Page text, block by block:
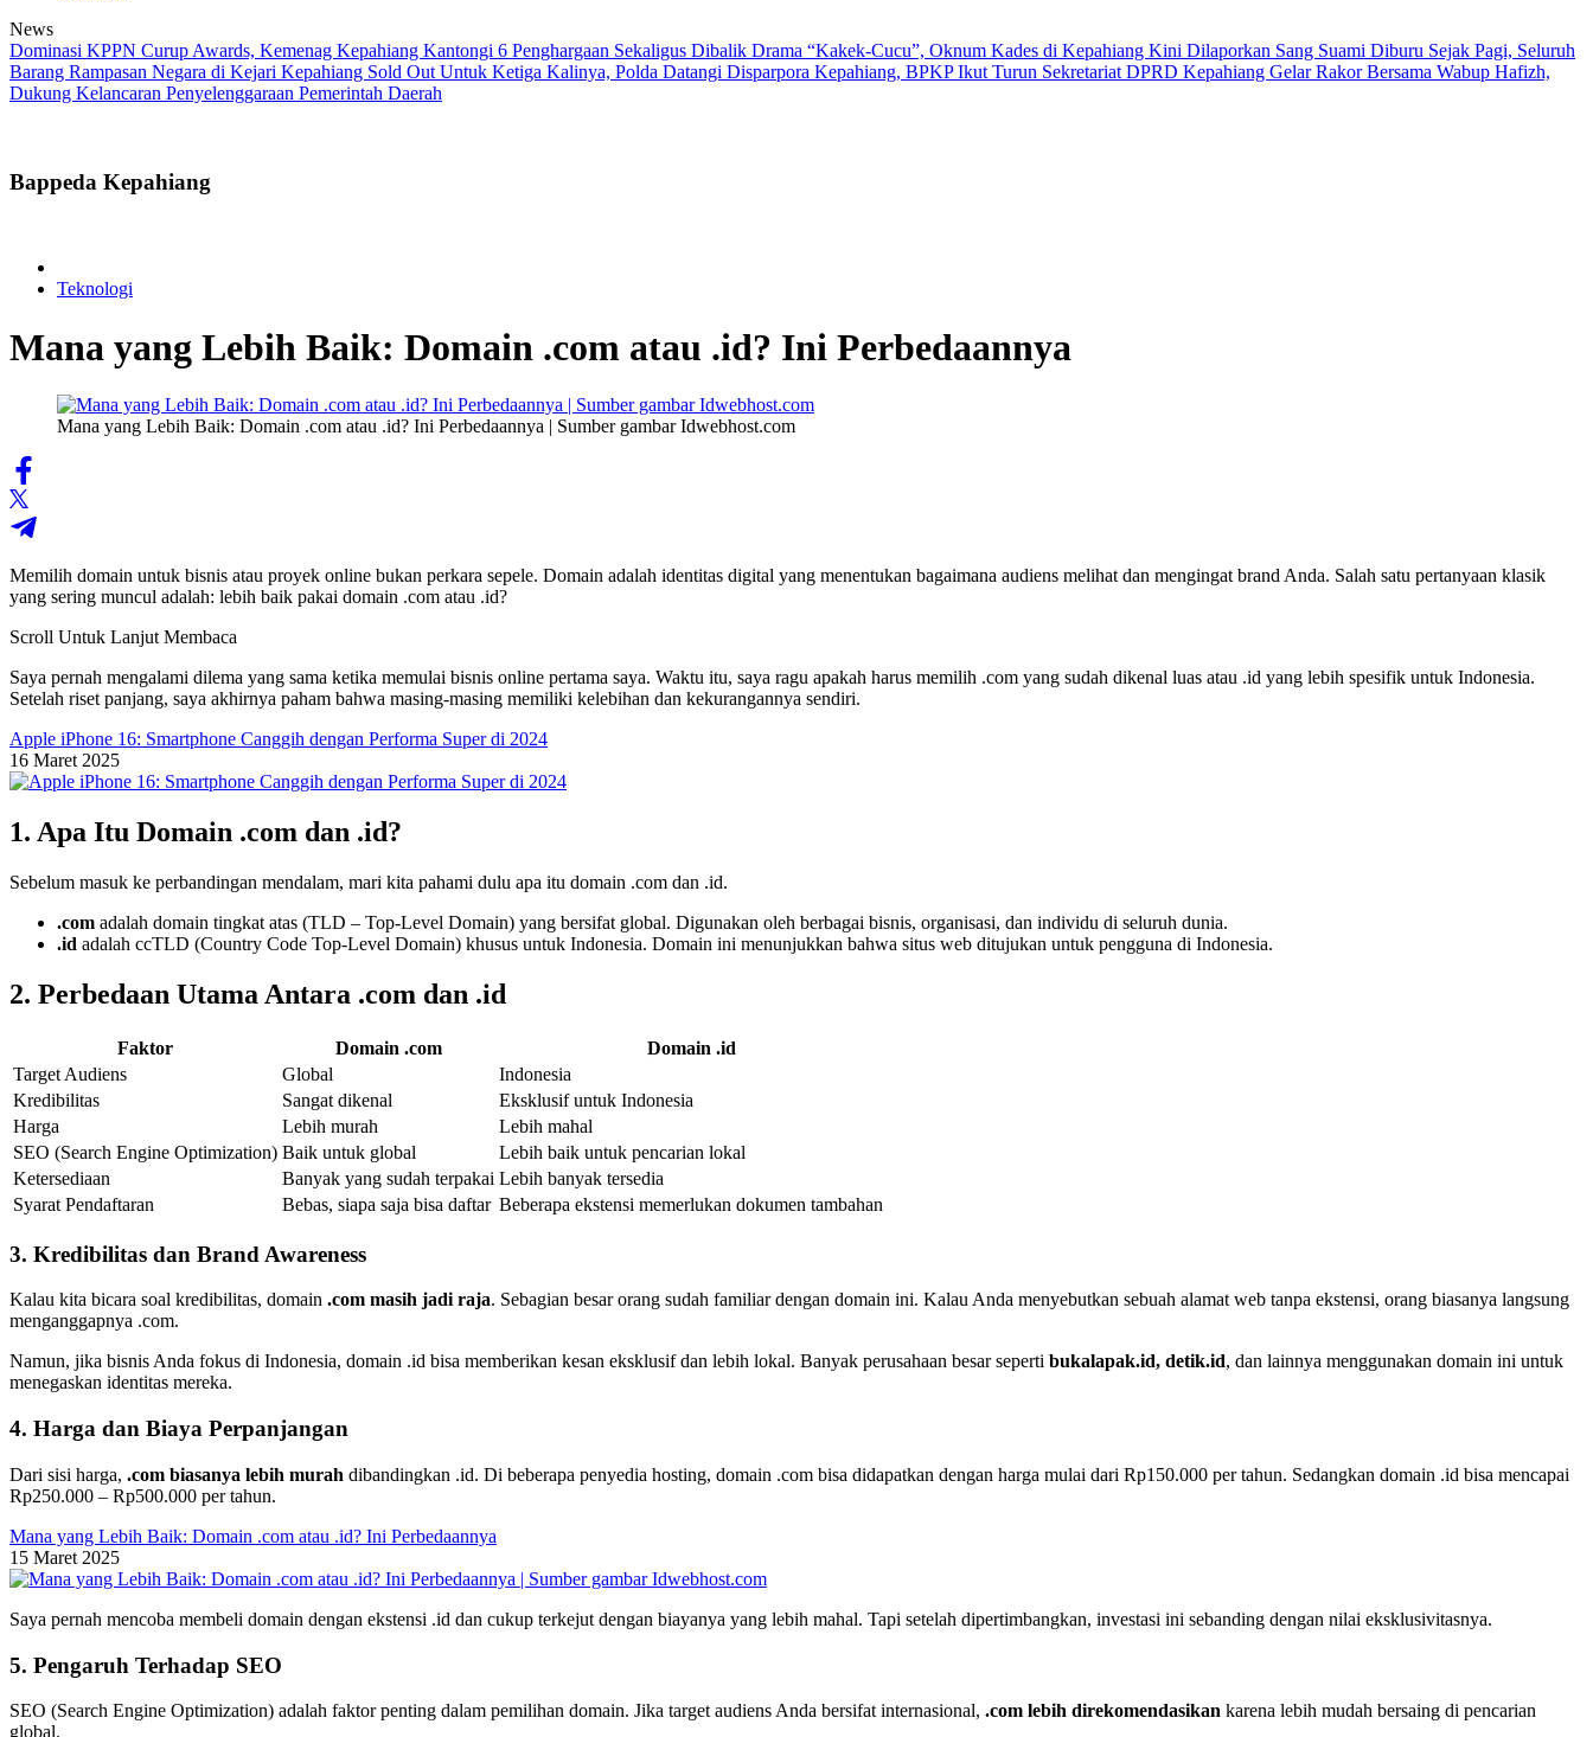
News
Dominasi KPPN Curup Awards, Kemenag Kepahiang Kantongi 6 Penghargaan Sekaligus Dibalik Drama “Kakek-Cucu”, Oknum Kades di Kepahiang Kini Dilaporkan Sang Suami Diburu Sejak Pagi, Seluruh
Barang Rampasan Negara di Kejari Kepahiang Sold Out Untuk Ketiga Kalinya, Polda Datangi Disparpora Kepahiang, BPKP Ikut Turun Sekretariat DPRD Kepahiang Gelar Rakor Bersama Wabup Hafizh,
Dukung Kelancaran Penyelenggaraan Pemerintah Daerah
Bappeda Kepahiang
Teknologi
Mana yang Lebih Baik: Domain .com atau .id? Ini Perbedaannya
Mana yang Lebih Baik: Domain .com atau .id? Ini Perbedaannya | Sumber gambar Idwebhost.com
Memilih domain untuk bisnis atau proyek online bukan perkara sepele. Domain adalah identitas digital yang menentukan bagaimana audiens melihat dan mengingat brand Anda. Salah satu pertanyaan klasik
yang sering muncul adalah: lebih baik pakai domain .com atau .id?
Scroll Untuk Lanjut Membaca
Saya pernah mengalami dilema yang sama ketika memulai bisnis online pertama saya. Waktu itu, saya ragu apakah harus memilih .com yang sudah dikenal luas atau .id yang lebih spesifik untuk Indonesia.
Setelah riset panjang, saya akhirnya paham bahwa masing-masing memiliki kelebihan dan kekurangannya sendiri.
Apple iPhone 16: Smartphone Canggih dengan Performa Super di 2024
16 Maret 2025
1. Apa Itu Domain .com dan .id?
Sebelum masuk ke perbandingan mendalam, mari kita pahami dulu apa itu domain .com dan .id.
.com adalah domain tingkat atas (TLD – Top-Level Domain) yang bersifat global. Digunakan oleh berbagai bisnis, organisasi, dan individu di seluruh dunia.
.id adalah ccTLD (Country Code Top-Level Domain) khusus untuk Indonesia. Domain ini menunjukkan bahwa situs web ditujukan untuk pengguna di Indonesia.
2. Perbedaan Utama Antara .com dan .id
Faktor Domain .com
Domain .id
Target Audiens
Global
Indonesia
Kredibilitas
Sangat dikenal
Eksklusif untuk Indonesia
Harga
Lebih murah
Lebih mahal
SEO (Search Engine Optimization) Baik untuk global
Lebih baik untuk pencarian lokal
Ketersediaan
Banyak yang sudah terpakai Lebih banyak tersedia
Syarat Pendaftaran
Bebas, siapa saja bisa daftar Beberapa ekstensi memerlukan dokumen tambahan
3. Kredibilitas dan Brand Awareness
Kalau kita bicara soal kredibilitas, domain .com masih jadi raja. Sebagian besar orang sudah familiar dengan domain ini. Kalau Anda menyebutkan sebuah alamat web tanpa ekstensi, orang biasanya langsung
menganggapnya .com.
Namun, jika bisnis Anda fokus di Indonesia, domain .id bisa memberikan kesan eksklusif dan lebih lokal. Banyak perusahaan besar seperti bukalapak.id, detik.id, dan lainnya menggunakan domain ini untuk
menegaskan identitas mereka.
4. Harga dan Biaya Perpanjangan
Dari sisi harga, .com biasanya lebih murah dibandingkan .id. Di beberapa penyedia hosting, domain .com bisa didapatkan dengan harga mulai dari Rp150.000 per tahun. Sedangkan domain .id bisa mencapai
Rp250.000 – Rp500.000 per tahun.
Mana yang Lebih Baik: Domain .com atau .id? Ini Perbedaannya
15 Maret 2025
Saya pernah mencoba membeli domain dengan ekstensi .id dan cukup terkejut dengan biayanya yang lebih mahal. Tapi setelah dipertimbangkan, investasi ini sebanding dengan nilai eksklusivitasnya.
5. Pengaruh Terhadap SEO
SEO (Search Engine Optimization) adalah faktor penting dalam pemilihan domain. Jika target audiens Anda bersifat internasional, .com lebih direkomendasikan karena lebih mudah bersaing di pencarian
global.